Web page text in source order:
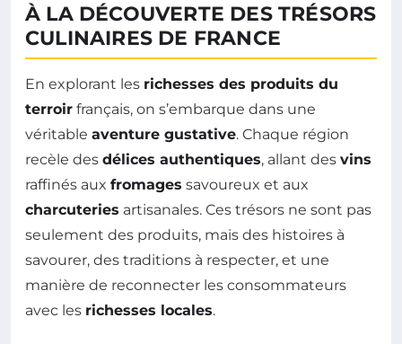
À LA DÉCOUVERTE DES TRÉSORS
CULINAIRES DE FRANCE
En explorant les richesses des produits du
terroir français, on s’embarque dans une
véritable aventure gustative. Chaque région
recèle des délices authentiques, allant des vins
raffinés aux fromages savoureux et aux
charcuteries artisanales. Ces trésors ne sont pas
seulement des produits, mais des histoires à
savourer, des traditions à respecter, et une
manière de reconnecter les consommateurs
avec les richesses locales.